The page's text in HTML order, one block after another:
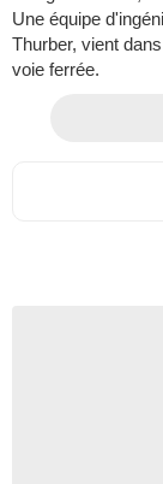
Une équipe
Thurber, vient
voie ferrée.